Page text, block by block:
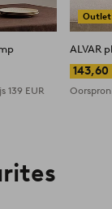
139 EUR
Outlet
ALVAR
143,60